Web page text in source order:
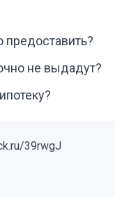
не выдадут?